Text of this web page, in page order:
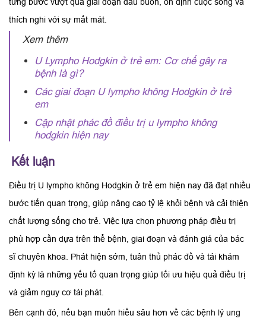
từng bước vượt qua giai đoạn đau buồn, ổn định cuộc sống và
thích nghi với sự mất mát.
Xem thêm
U Lympho Hodgkin ở trẻ em: Cơ chế gây ra
bệnh là gì?
Các giai đoạn U lympho không Hodgkin ở trẻ
em
Cập nhật phác đồ điều trị u lympho không
hodgkin​ hiện nay
Kết luận
Điều trị U lympho không Hodgkin ở trẻ em hiện nay đã đạt nhiều
bước tiến quan trọng, giúp nâng cao tỷ lệ khỏi bệnh và cải thiện
chất lượng sống cho trẻ. Việc lựa chọn phương pháp điều trị
phù hợp cần dựa trên thể bệnh, giai đoạn và đánh giá của bác
sĩ chuyên khoa. Phát hiện sớm, tuân thủ phác đồ và tái khám
định kỳ là những yếu tố quan trọng giúp tối ưu hiệu quả điều trị
và giảm nguy cơ tái phát.
Bên cạnh đó, nếu bạn muốn hiểu sâu hơn về các bệnh lý ung